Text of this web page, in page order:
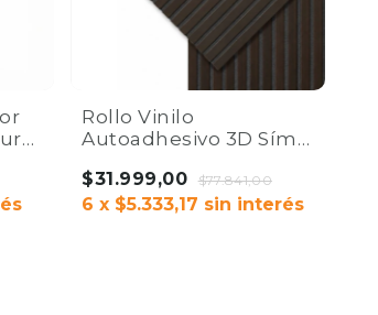
Rollo Vinilo
Autoadhesivo 3D Símil
Home Co
$31.999,00 $77.841,00
6 x $5.333,17 sin interés